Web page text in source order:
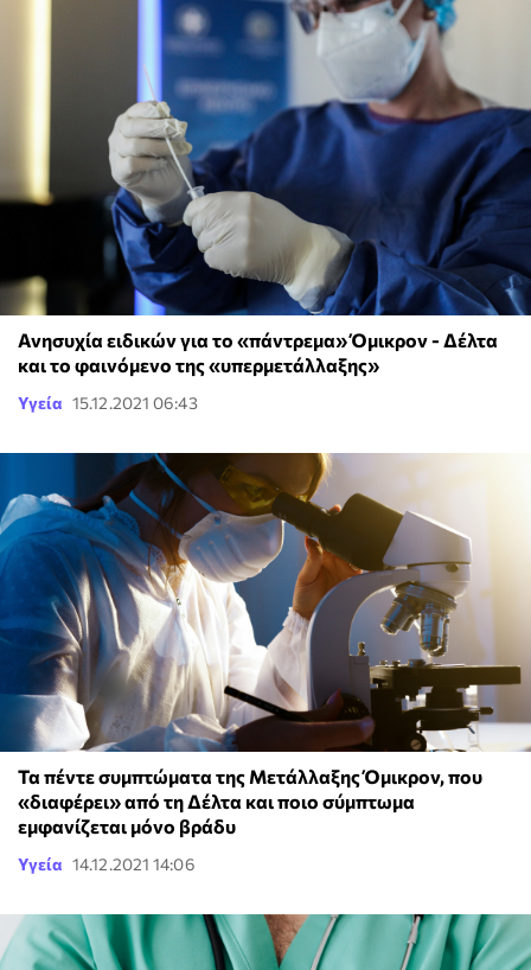
Ανησυχία ειδικών για το «πάντρεμα» Όμικρον - Δέλτα
και το φαινόμενο της «υπερμετάλλαξης»
Υγεία 15.12.2021 06:43
Τα πέντε συμπτώματα της Μετάλλαξης Όμικρον, που
«διαφέρει» από τη Δέλτα και ποιο σύμπτωμα
εμφανίζεται μόνο βράδυ
Υγεία 14.12.2021 14:06